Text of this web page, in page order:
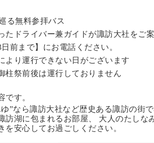
る無料参拝バス
たドライバー兼ガイドが諏訪大社をご案
前まで】にお電話ください。
より運行できない日がございます
柱祭前後は運行しておりません
です。
ゆ”なら諏訪大社など歴史ある諏訪の街
訪湖に包まれるお部屋、 大人のたしな
を安心してお過ごしください。